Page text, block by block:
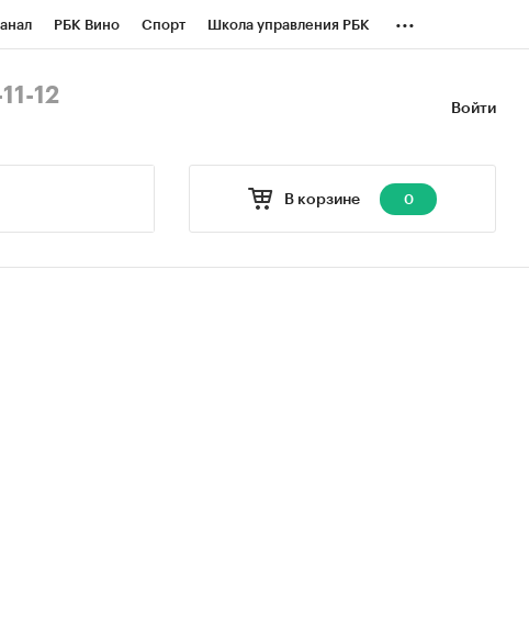
РБК Вино Спорт Школа управления РБК ...
Войти
12
В корзине 0